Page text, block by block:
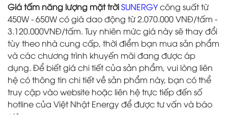
Giá tấm năng lượng mặt trờiSUNERGYcông suất từ
450W - 650W có giá dao động từ 2.070.000 VNĐ/tấm -
3.120.000VNĐ/tấm. Tuy nhiên mức giá này sẽ thay đổi
tùy theo nhà cung cấp, thời điểm bạn mua sản phẩm
và các chương trình khuyến mãi đang được áp
dụng. Để biết giá chi tiết của sản phẩm, vui lòng liên
hệ có thông tin chi tiết về sản phẩm này, bạn có thể
truy cập vào website hoặc liên hệ trực tiếp đến số
hotline của Việt Nhật Energy để được tư vấn và báo